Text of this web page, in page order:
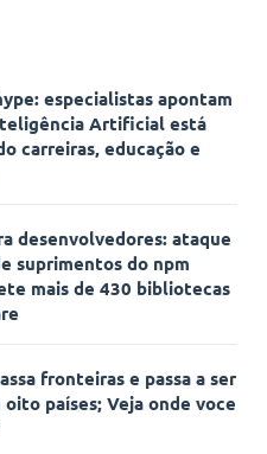
especialistas apontam
Artificial está
carreiras, educação e
desenvolvedores: ataque
suprimentos do npm
mais de 430 bibliotecas
fronteiras e passa a ser
países; Veja onde voce